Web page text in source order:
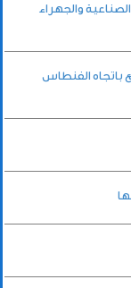
الصناعية والجهراء
باتجاه الفنطاس